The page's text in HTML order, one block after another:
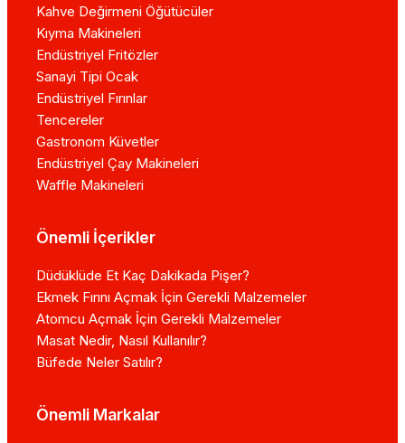
Kahve Değirmeni Öğütücüler
Kıyma Makineleri
Endüstriyel Fritözler
Sanayi Tipi Ocak
Endüstriyel Fırınlar
Tencereler
Gastronom Küvetler
Endüstriyel Çay Makineleri
Waffle Makineleri
Önemli İçerikler
Düdüklüde Et Kaç Dakikada Pişer?
Ekmek Fırını Açmak İçin Gerekli Malzemeler
Atomcu Açmak İçin Gerekli Malzemeler
Masat Nedir, Nasıl Kullanılır?
Büfede Neler Satılır?
Önemli Markalar